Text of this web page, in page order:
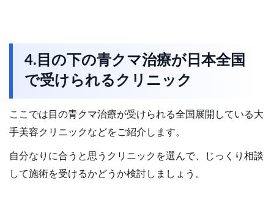
4.目の下の青クマ治療が日本全国
で受けられるクリニック
ここでは目の青クマ治療が受けられる全国展開している大
手美容クリニックなどをご紹介します。
自分なりに合うと思うクリニックを選んで、じっくり相談
して施術を受けるかどうか検討しましょう。